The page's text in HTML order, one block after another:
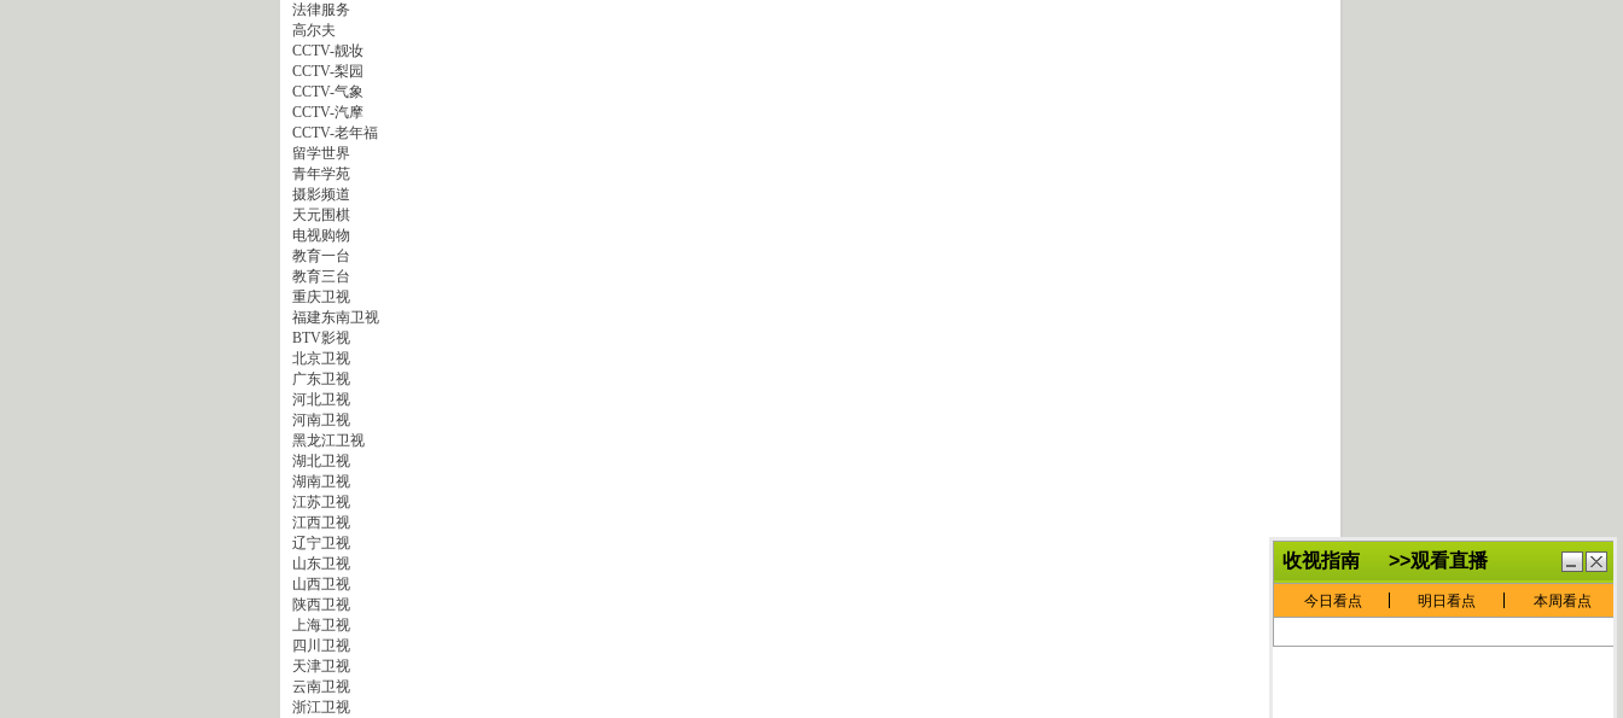
法律服务
高尔夫
CCTV-靓妆
CCTV-梨园
CCTV-气象
CCTV-汽摩
CCTV-老年福
留学世界
青年学苑
摄影频道
天元围棋
电视购物
教育一台
教育三台
重庆卫视
福建东南卫视
BTV影视
北京卫视
广东卫视
河北卫视
河南卫视
黑龙江卫视
湖北卫视
湖南卫视
江苏卫视
江西卫视
辽宁卫视
山东卫视
山西卫视
陕西卫视
上海卫视
四川卫视
天津卫视
云南卫视
浙江卫视
抽
鏈
€灏
忓
寲